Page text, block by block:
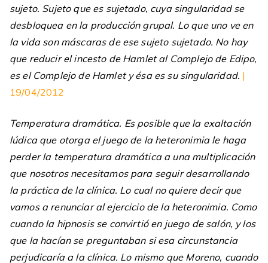
sujeto. Sujeto que es sujetado, cuya singularidad se
desbloquea en la producción grupal. Lo que uno ve en
la vida son máscaras de ese sujeto sujetado. No hay
que reducir el incesto de Hamlet al Complejo de Edipo,
es el Complejo de Hamlet y ésa es su singularidad. |
19/04/2012
Temperatura dramática. Es posible que la exaltación
lúdica que otorga el juego de la heteronimia le haga
perder la temperatura dramática a una multiplicación
que nosotros necesitamos para seguir desarrollando
la práctica de la clínica. Lo cual no quiere decir que
vamos a renunciar al ejercicio de la heteronimia. Como
cuando la hipnosis se convirtió en juego de salón, y los
que la hacían se preguntaban si esa circunstancia
perjudicaría a la clínica. Lo mismo que Moreno, cuando